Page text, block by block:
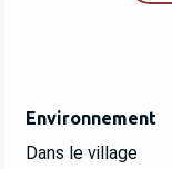
Environnement
Environnement
Dans le village